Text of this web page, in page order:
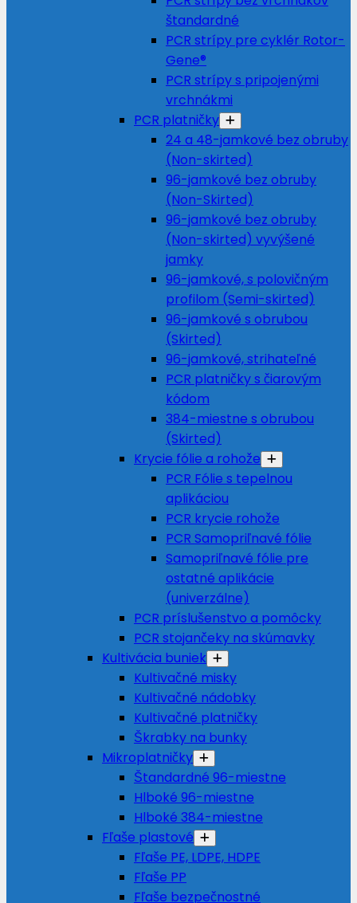
štandardné
PCR strípy pre cyklér Rotor-
Gene®
PCR strípy s pripojenými
vrchnákmi
PCR platničky
24 a 48-jamkové bez obruby
(Non-skirted)
96-jamkové bez obruby
(Non-Skirted)
96-jamkové bez obruby
(Non-skirted) vyvýšené
jamky
96-jamkové, s polovičným
profilom (Semi-skirted)
96-jamkové s obrubou
(Skirted)
96-jamkové, strihateľné
PCR platničky s čiarovým
kódom
384-miestne s obrubou
(Skirted)
Krycie fólie a rohože
PCR Fólie s tepelnou
aplikáciou
PCR krycie rohože
PCR Samopriľnavé fólie
Samopriľnavé fólie pre
ostatné aplikácie
(univerzálne)
PCR príslušenstvo a pomôcky
PCR stojančeky na skúmavky
Kultivácia buniek
Kultivačné misky
Kultivačné nádobky
Kultivačné platničky
Škrabky na bunky
Mikroplatničky
Štandardné 96-miestne
Hlboké 96-miestne
Hlboké 384-miestne
Fľaše plastové
Fľaše PE, LDPE, HDPE
Fľaše PP
Fľaše bezpečnostné